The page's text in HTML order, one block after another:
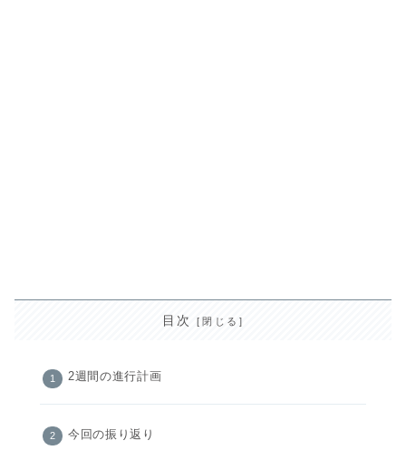
目次
2週間の進行計画
今回の振り返り